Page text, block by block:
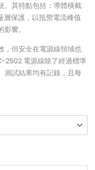
。其特點包括：導體橫截
層保護，以抵禦電流峰值
響。
，但安全在電源線領域也
2502 電源線除了經過標準
測試結果均有記錄，且每